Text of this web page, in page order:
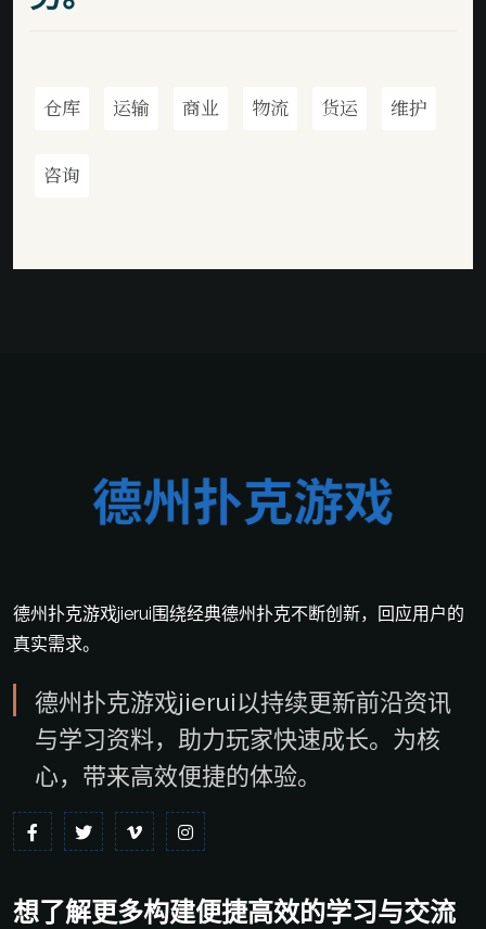
仓库 运输 商业 物流 货运 维护
咨询
德州扑克游戏jierui围绕经典德州扑克不断创新，回应用户的
真实需求。
德州扑克游戏jierui以持续更新前沿资讯
与学习资料，助力玩家快速成长。为核
心，带来高效便捷的体验。
想了解更多构建便捷高效的学习与交流